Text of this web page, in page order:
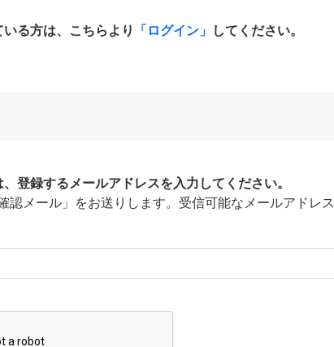
る方は、こちらより 「ログイン」 してください。
登録するメールアドレスを入力してください。
認メール」をお送りします。受信可能なメールアドレス